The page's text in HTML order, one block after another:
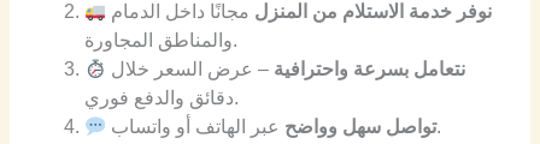
نوفر خدمة الاستلام من المنزل مجانًا داخل الدمام
والمناطق المجاورة.
نتعامل بسرعة واحترافية – عرض السعر خلال
دقائق والدفع فوري.
تواصل سهل وواضحعبر الهاتف أو واتساب.